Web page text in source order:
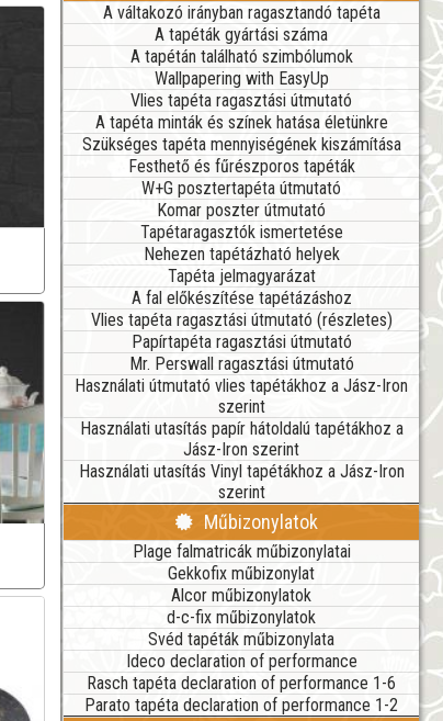
A váltakozó irányban ragasztandó tapéta
A tapéták gyártási száma
A tapétán található szimbólumok
Wallpapering with EasyUp
Vlies tapéta ragasztási útmutató
A tapéta minták és színek hatása életünkre
Szükséges tapéta mennyiségének kiszámítása
Festhető és fűrészporos tapéták
W+G posztertapéta útmutató
Komar poszter útmutató
Tapétaragasztók ismertetése
Nehezen tapétázható helyek
Tapéta jelmagyarázat
A fal előkészítése tapétázáshoz
Vlies tapéta ragasztási útmutató (részletes)
Papírtapéta ragasztási útmutató
Mr. Perswall ragasztási útmutató
Használati útmutató vlies tapétákhoz a Jász-Iron
szerint
Használati utasítás papír hátoldalú tapétákhoz a
Jász-Iron szerint
Használati utasítás Vinyl tapétákhoz a Jász-Iron
szerint
Műbizonylatok
Plage falmatricák műbizonylatai
Gekkofix műbizonylat
Alcor műbizonylatok
d-c-fix műbizonylatok
Svéd tapéták műbizonylata
Ideco declaration of performance
Rasch tapéta declaration of performance 1-6
Parato tapéta declaration of performance 1-2